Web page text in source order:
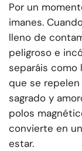
Por un
imanes.
lleno de
peligroso e
separáis como
que se
sagrado y
polos
convierte en
estar.